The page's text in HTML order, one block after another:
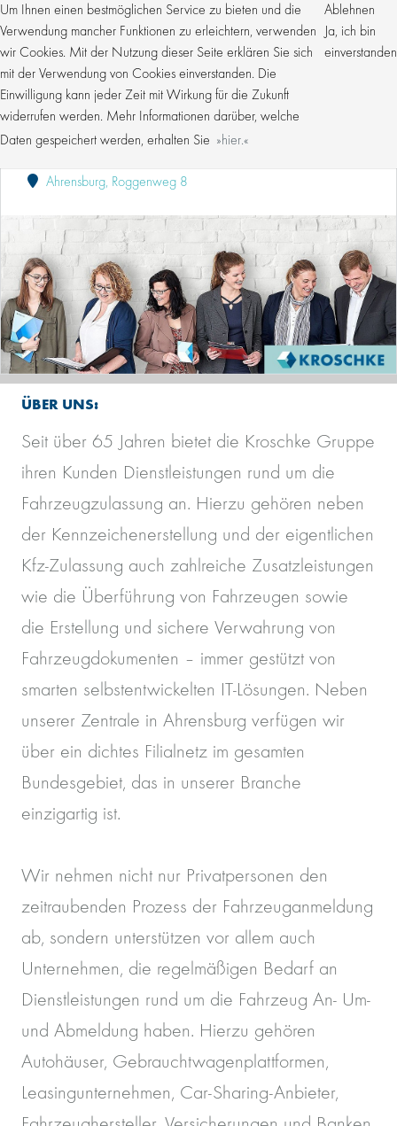
Um Ihnen einen bestmöglichen Service zu bieten und die
Verwendung mancher Funktionen zu erleichtern, verwenden
wir Cookies. Mit der Nutzung dieser Seite erklären Sie sich
mit der Verwendung von Cookies einverstanden. Die
Einwilligung kann jeder Zeit mit Wirkung für die Zukunft
widerrufen werden. Mehr Informationen darüber, welche
Daten gespeichert werden, erhalten Sie
hier.
Ablehnen
Ja, ich bin
einverstanden
SACHBEARBEITER (M/W/D) FÜR DIE
FAHRZEUGABMELDUNG
Ahrensburg, Roggenweg 8
ÜBER UNS:
Seit über 65 Jahren bietet die Kroschke Gruppe
ihren Kunden Dienstleistungen rund um die
Fahrzeugzulassung an. Hierzu gehören neben
der Kennzeichenerstellung und der eigentlichen
Kfz-Zulassung auch zahlreiche Zusatzleistungen
wie die Überführung von Fahrzeugen sowie
die Erstellung und sichere Verwahrung von
Fahrzeugdokumenten – immer gestützt von
smarten selbstentwickelten IT-Lösungen. Neben
unserer Zentrale in Ahrensburg verfügen wir
über ein dichtes Filialnetz im gesamten
Bundesgebiet, das in unserer Branche
einzigartig ist.
Wir nehmen nicht nur Privatpersonen den
zeitraubenden Prozess der Fahrzeuganmeldung
ab, sondern unterstützen vor allem auch
Unternehmen, die regelmäßigen Bedarf an
Dienstleistungen rund um die Fahrzeug An- Um-
und Abmeldung haben. Hierzu gehören
Autohäuser, Gebrauchtwagenplattformen,
Leasingunternehmen, Car-Sharing-Anbieter,